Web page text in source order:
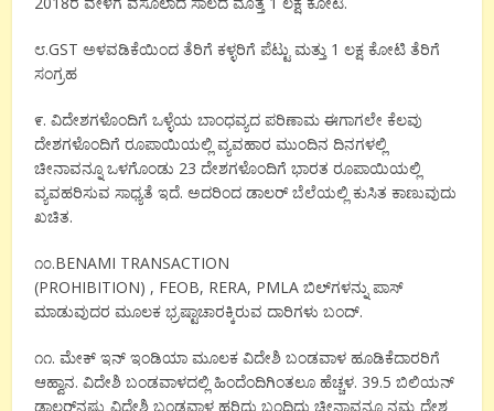
೮.GST ಅಳವಡಿಕೆಯಿಂದ ತೆರಿಗೆ ಕಳ್ಳರಿಗೆ ಪೆಟ್ಟು ಮತ್ತು 1 ಲಕ್ಷ ಕೋಟಿ ತೆರಿಗೆ
ಸಂಗ್ರಹ
೯. ವಿದೇಶಗಳೊಂದಿಗೆ ಒಳ್ಳೆಯ ಬಾಂಧವ್ಯದ ಪರಿಣಾಮ ಈಗಾಗಲೇ ಕೆಲವು
ದೇಶಗಳೊಂದಿಗೆ ರೂಪಾಯಿಯಲ್ಲಿ ವ್ಯವಹಾರ ಮುಂದಿನ ದಿನಗಳಲ್ಲಿ
ಚೀನಾವನ್ನೂ ಒಳಗೊಂಡು 23 ದೇಶಗಳೊಂದಿಗೆ ಭಾರತ ರೂಪಾಯಿಯಲ್ಲಿ
ವ್ಯವಹರಿಸುವ ಸಾಧ್ಯತೆ ಇದೆ. ಅದರಿಂದ ಡಾಲರ್ ಬೆಲೆಯಲ್ಲಿ ಕುಸಿತ ಕಾಣುವುದು
ಖಚಿತ.
೧೦.BENAMI TRANSACTION
(PROHIBITION) , FEOB, RERA, PMLA ಬಿಲ್‌ಗಳನ್ನು ಪಾಸ್
ಮಾಡುವುದರ ಮೂಲಕ ಭ್ರಷ್ಟಾಚಾರಕ್ಕಿರುವ ದಾರಿಗಳು ಬಂದ್.
೧೧. ಮೇಕ್ ಇನ್ ಇಂಡಿಯಾ ಮೂಲಕ ವಿದೇಶಿ ಬಂಡವಾಳ ಹೂಡಿಕೆದಾರರಿಗೆ
ಆಹ್ವಾನ. ವಿದೇಶಿ ಬಂಡವಾಳದಲ್ಲಿ ಹಿಂದೆಂದಿಗಿಂತಲೂ ಹೆಚ್ಚಳ. 39.5 ಬಿಲಿಯನ್
ಡಾಲರ್‌ನಷ್ಟು ವಿದೇಶಿ ಬಂಡವಾಳ ಹರಿದು ಬಂದಿದ್ದು ಚೀನಾವನ್ನೂ ನಮ್ಮ ದೇಶ